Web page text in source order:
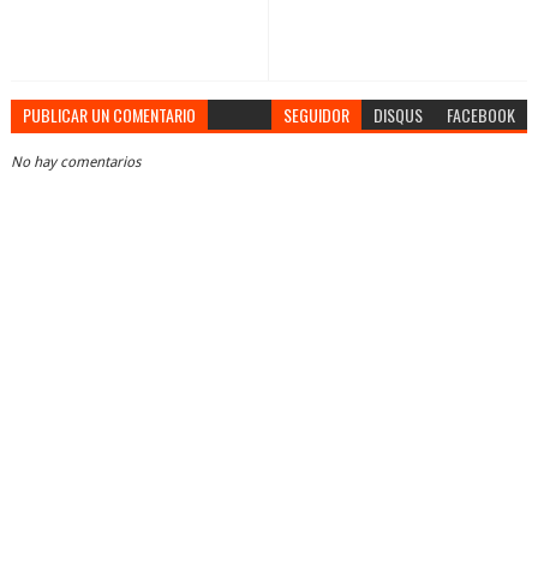
PUBLICAR UN COMENTARIO SEGUIDOR DISQUS FACEBOOK
No hay comentarios